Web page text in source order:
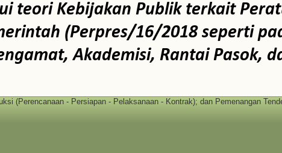
teori Kebijakan Publik terkait
(Perpres/16/2018 seperti
Akademisi, Rantai Pasok,
(Perencanaan - Persiapan - Pelaksanaan - Kontrak); dan Pemenangan